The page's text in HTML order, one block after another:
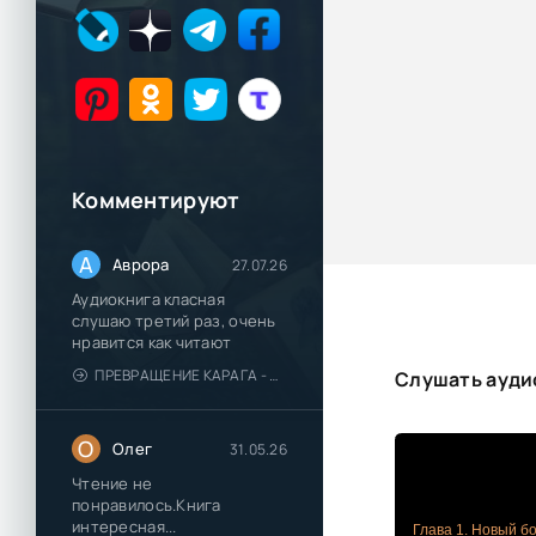
Комментируют
А Аврора 27.07.26
Аудиокнига класная
слушаю третий раз, очень
нравится как читают
ПРЕВРАЩЕНИЕ КАРАГА - КАТЯ БРАНДИС
О Олег 31.05.26
Чтение не
понравилось.Книга
интересная...
Слушать
Глава 1. Новый